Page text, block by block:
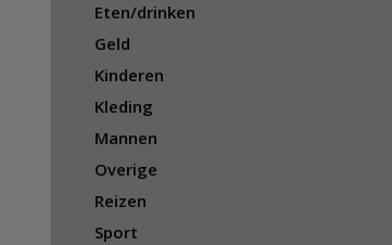
Eten/drinken
Geld
Kinderen
Kleding
Mannen
Overige
Reizen
Sport